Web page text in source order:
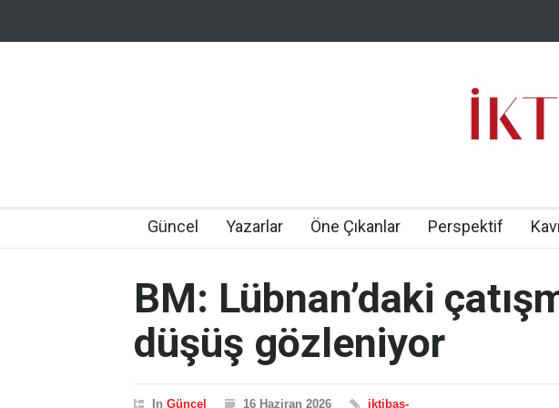
Güncel Yazarlar Öne Çıkanlar Perspektif
BM: Lübnan’daki
düşüş gözleniyor
In Güncel 16 Haziran 2026 iktibas-